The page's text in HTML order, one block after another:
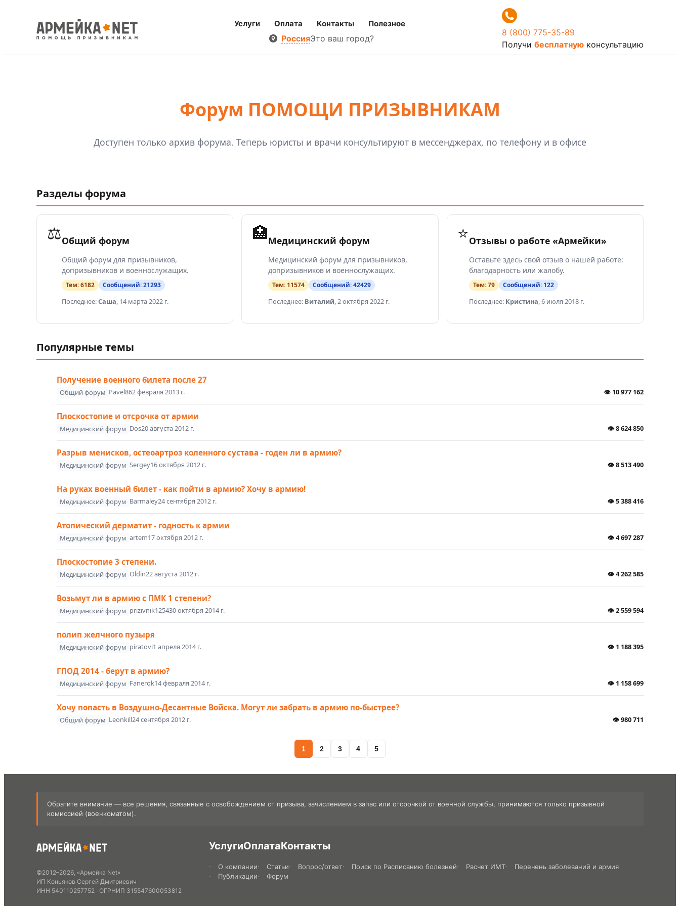
Услуги Оплата Контакты Полезное
РоссияЭто ваш город?
8 (800) 775-35-89
Получи бесплатную консультацию
Форум ПОМОЩИ ПРИЗЫВНИКАМ
Доступен только архив форума. Теперь юристы и врачи консультируют в мессенджерах, по телефону и в офисе
Разделы форума
⚖️Общий форум
Общий форум для призывников,
допризывников и военнослужащих.
Тем:6182 Сообщений:21293
Последнее:Саша, 14 марта 2022 г.
🏥Медицинский форум
Медицинский форум для призывников,
допризывников и военнослужащих.
Тем: 11574 Сообщений:42429
Последнее: Виталий,2 октября 2022 г.
⭐Отзывы о работе «Армейки»
Оставьте здесь свой отзыв о нашей работе:
благодарность или жалобу.
Тем:79 Сообщений: 122
Последнее: Кристина,6 июля 2018 г.
Популярные темы
Получение военного билета после 27
Общий форум Pavel862 февраля 2013 г. 👁 10 977 162
Плоскостопие и отсрочка от армии
Медицинский форум Dos20 августа 2012 г. 👁8 624 850
Разрыв менисков, остеоартроз коленного сустава - годен ли в армию?
Медицинский форум Sergey16 октября 2012 г. 👁8 513 490
На руках военный билет - как пойти в армию? Хочу в армию!
Медицинский форум Barmaley24 сентября 2012 г. 👁5 388 416
Атопический дерматит - годность к армии
Медицинский форум artem17 октября 2012 г. 👁4 697 287
Плоскостопие 3 степени.
Медицинский форум Oldin22 августа 2012 г. 👁4 262 585
Возьмут ли в армию с ПМК 1 степени?
Медицинский форум prizivnik125430 октября 2014 г. 👁2 559 594
полип желчного пузыря
Медицинский форум piratovi1 апреля 2014 г. 👁 1 188 395
ГПОД 2014 - берут в армию?
Медицинский форум Fanerok14 февраля 2014 г. 👁 1 158 699
Хочу попасть в Воздушно-Десантные Войска. Могут ли забрать в армию по-быстрее?
Общий форум Leonkill24 сентября 2012 г. 👁980 711
1 2 3 4 5
Обратите внимание — все решения, связанные с освобождением от призыва, зачислением в запас или отсрочкой от военной службы, принимаются только призывной
комиссией (военкоматом).
©2012–2026, «Армейка Net»
ИП Коньяков Сергей Дмитриевич
ИНН 540110257752 · ОГРНИП 315547600053812
УслугиОплатаКонтакты
О компании Статьи Вопрос/ответ Поиск по Расписанию болезней Расчет ИМТ
Перечень заболеваний и армия
Публикации
Форум